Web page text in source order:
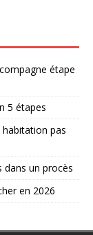
étape
5 étapes
pas
dans un procès
en 2026